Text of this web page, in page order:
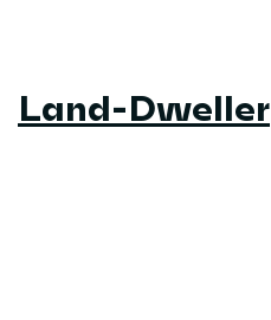
Land-Dweller